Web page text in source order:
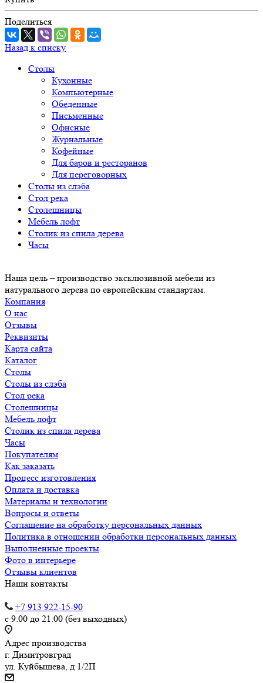
Поделиться
Назад к списку
Столы
Кухонные
Компьютерные
Обеденные
Письменные
Офисные
Журнальные
Кофейные
Для баров и ресторанов
Для переговорных
Столы из слэба
Стол река
Столешницы
Мебель лофт
Столик из спила дерева
Часы
Наша цель – производство эксклюзивной мебели из
натурального дерева по европейским стандартам.
Компания
О нас
Отзывы
Реквизиты
Карта сайта
Каталог
Столы
Столы из слэба
Стол река
Столешницы
Мебель лофт
Столик из спила дерева
Часы
Покупателям
Как заказать
Процесс изготовления
Оплата и доставка
Материалы и технологии
Вопросы и ответы
Соглашение на обработку персональных данных
Политика в отношении обработки персональных данных
Выполненные проекты
Фото в интерьере
Отзывы клиентов
Наши контакты
+7 913 922-15-90
с 9:00 до 21:00 (без выходных)
Адрес производства
г. Димитровград
ул. Куйбышева, д 1/2П